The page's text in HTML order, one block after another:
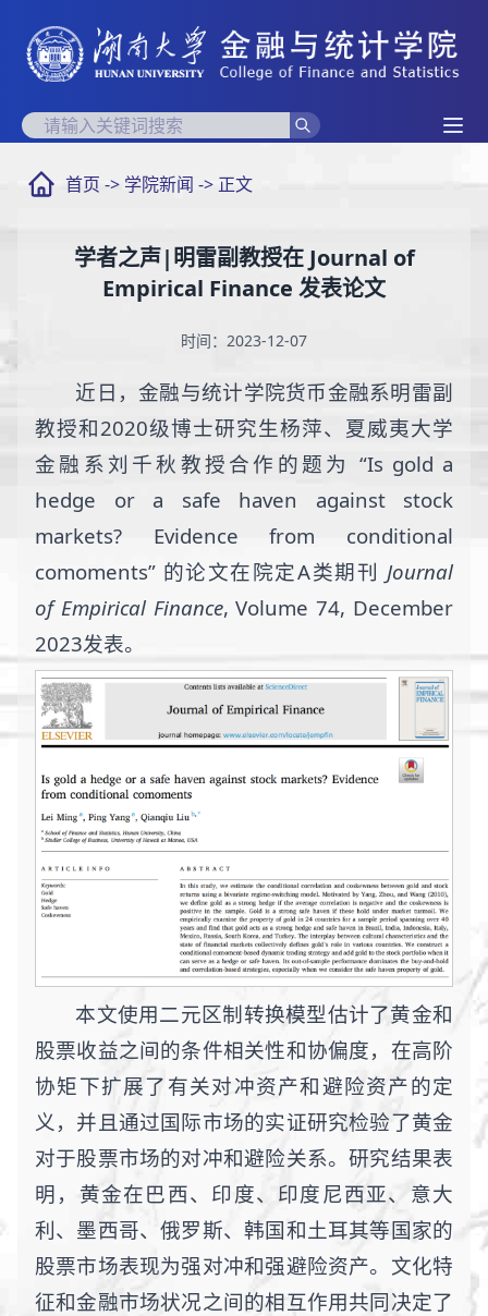
首页 -> 学院新闻 -> 正文
学者之声|明雷副教授在 Journal of
Empirical Finance 发表论文
时间：2023-12-07
近日，金融与统计学院货币金融系明雷副
教授和2020级博士研究生杨萍、夏威夷大学
金融系刘千秋教授合作的题为 “Is gold a
hedge or a safe haven against stock
markets? Evidence from conditional
comoments” 的论文在院定A类期刊 Journal
of Empirical Finance, Volume 74, December
2023发表。
本文使用二元区制转换模型估计了黄金和
股票收益之间的条件相关性和协偏度，在高阶
协矩下扩展了有关对冲资产和避险资产的定
义，并且通过国际市场的实证研究检验了黄金
对于股票市场的对冲和避险关系。研究结果表
明，黄金在巴西、印度、印度尼西亚、意大
利、墨西哥、俄罗斯、韩国和土耳其等国家的
股票市场表现为强对冲和强避险资产。文化特
征和金融市场状况之间的相互作用共同决定了